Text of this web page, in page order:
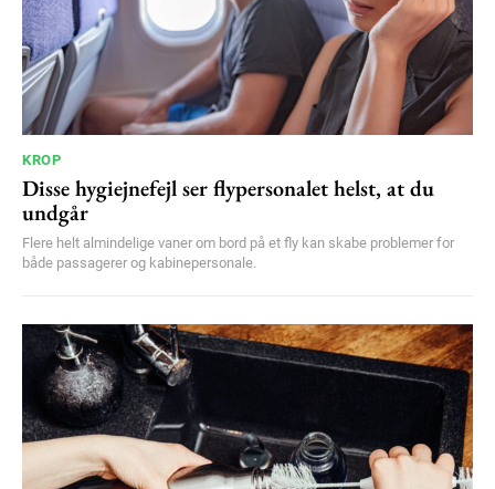
KROP
Disse hygiejnefejl ser flypersonalet helst, at du
undgår
Flere helt almindelige vaner om bord på et fly kan skabe problemer for
både passagerer og kabinepersonale.